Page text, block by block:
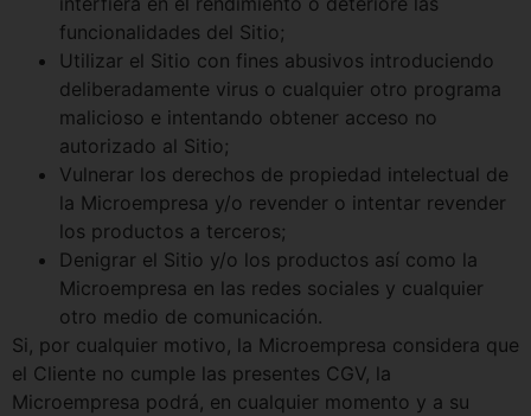
funcionalidades del Sitio;
Utilizar el Sitio con fines abusivos introduciendo
deliberadamente virus o cualquier otro programa
malicioso e intentando obtener acceso no
autorizado al Sitio;
Vulnerar los derechos de propiedad intelectual de
la Microempresa y/o revender o intentar revender
los productos a terceros;
Denigrar el Sitio y/o los productos así como la
Microempresa en las redes sociales y cualquier
otro medio de comunicación.
Si, por cualquier motivo, la Microempresa considera que
el Cliente no cumple las presentes CGV, la
Microempresa podrá, en cualquier momento y a su